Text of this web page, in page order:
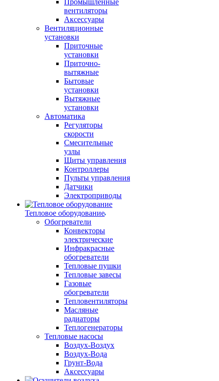
Промышленные
вентиляторы
Аксессуары
Вентиляционные
установки
Приточные
установки
Приточно-
вытяжные
Бытовые
установки
Вытяжные
установки
Автоматика
Регуляторы
скорости
Смесительные
узлы
Щиты управления
Контроллеры
Пульты управления
Датчики
Электроприводы
Тепловое оборудование
Обогреватели
Конвекторы
электрические
Инфракрасные
обогреватели
Тепловые пушки
Тепловые завесы
Газовые
обогреватели
Тепловентиляторы
Масляные
радиаторы
Теплогенераторы
Тепловые насосы
Воздух-Воздух
Воздух-Вода
Грунт-Вода
Аксессуары